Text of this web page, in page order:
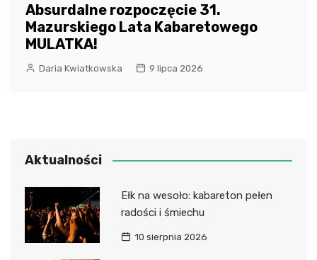
Absurdalne rozpoczęcie 31.
Mazurskiego Lata Kabaretowego
MULATKA!
Daria Kwiatkowska 9 lipca 2026
Aktualności
Ełk na wesoło: kabareton pełen
radości i śmiechu
10 sierpnia 2026